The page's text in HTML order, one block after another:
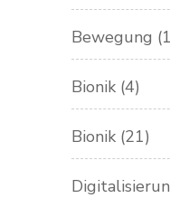
Bewegung
Bionik (4)
Bionik (21)